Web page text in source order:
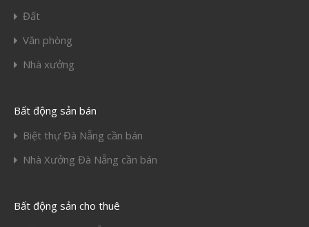
Đất
Văn phòng
Nhà xưởng
Bất động sản bán
Biệt thự Đà Nẵng cần bán
Nhà Xưởng Đà Nẵng cần bán
Bất động sản cho thuê